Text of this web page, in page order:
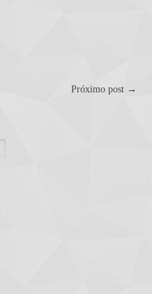
Próximo post →